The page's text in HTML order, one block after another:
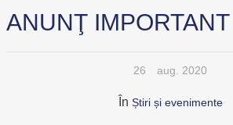
ANUNŢ IMPORTANT
26 aug. 2020
În Știri și evenimente